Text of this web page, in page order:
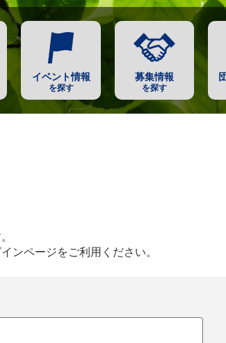
イベント情報
を探す
募集情報
を探す
ンページをご利用ください。